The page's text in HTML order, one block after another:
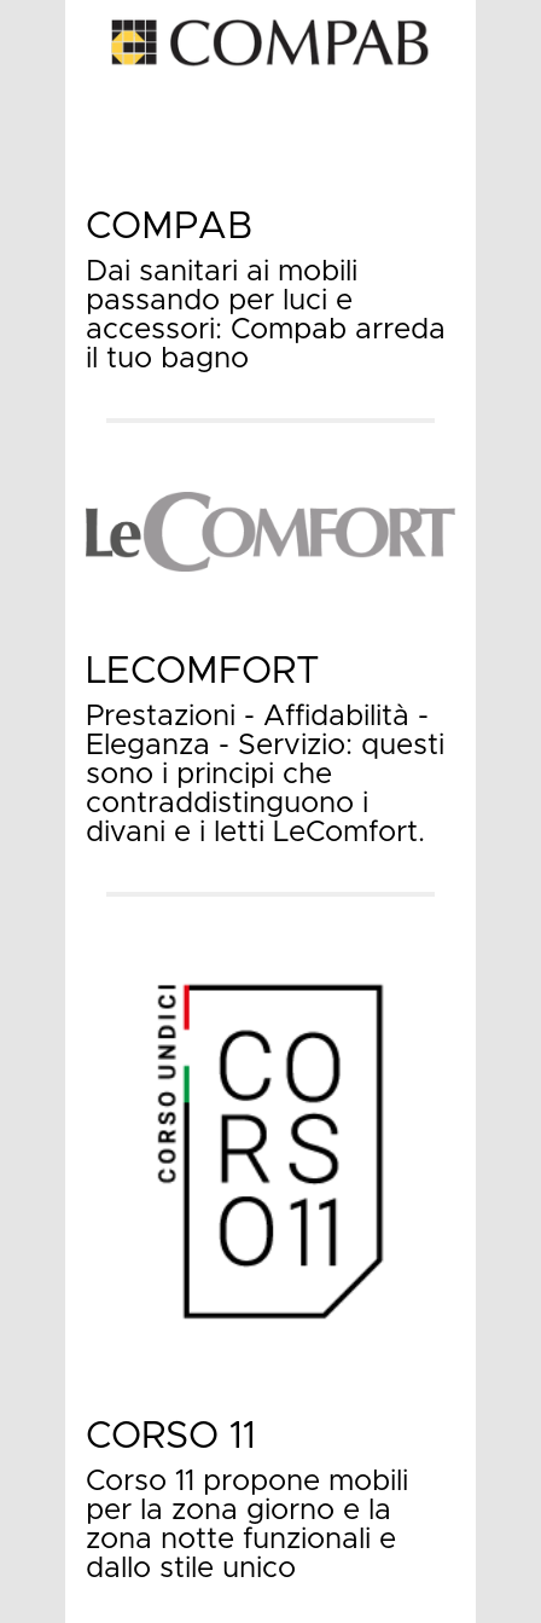
COMPAB
Dai sanitari ai mobili
passando per luci e
accessori: Compab arreda
il tuo bagno
LECOMFORT
Prestazioni - Affidabilità -
Eleganza - Servizio: questi
sono i principi che
contraddistinguono i
divani e i letti LeComfort.
CORSO 11
Corso 11 propone mobili
per la zona giorno e la
zona notte funzionali e
dallo stile unico